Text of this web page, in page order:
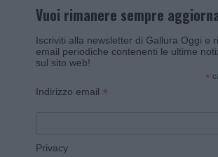
Vuoi rimanere sempre
Iscriviti alla newsletter di Gallura Oggi e
email periodiche contenenti le ultime
sul sito web!
*
Indirizzo email *
Privacy